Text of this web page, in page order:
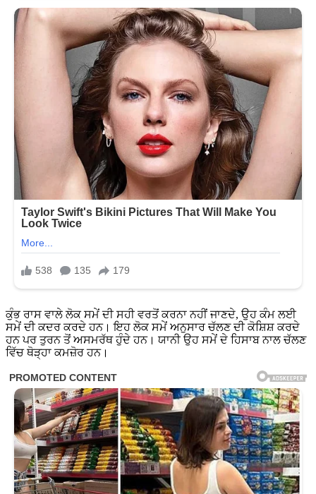
ਕੁੰਭ ਰਾਸ ਵਾਲੇ ਲੋਕ ਸਮੇਂ ਦੀ ਸਹੀ ਵਰਤੋਂ ਕਰਨਾ ਨਹੀਂ ਜਾਣਦੇ, ਉਹ ਕੰਮ ਲਈ
ਸਮੇਂ ਦੀ ਕਦਰ ਕਰਦੇ ਹਨ। ਇਹ ਲੋਕ ਸਮੇਂ ਅਨੁਸਾਰ ਚੱਲਣ ਦੀ ਕੋਸ਼ਿਸ਼ ਕਰਦੇ
ਹਨ ਪਰ ਤੁਰਨ ਤੋਂ ਅਸਮਰੱਥ ਹੁੰਦੇ ਹਨ। ਯਾਨੀ ਉਹ ਸਮੇਂ ਦੇ ਹਿਸਾਬ ਨਾਲ ਚੱਲਣ
ਵਿੱਚ ਥੋੜ੍ਹਾ ਕਮਜ਼ੋਰ ਹਨ।